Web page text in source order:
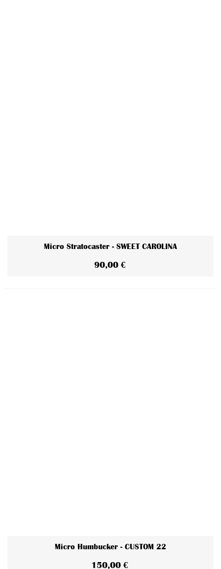
Micro Stratocaster - SWEET CAROLINA
90,00 €
Micro Humbucker - CUSTOM 22
150,00 €